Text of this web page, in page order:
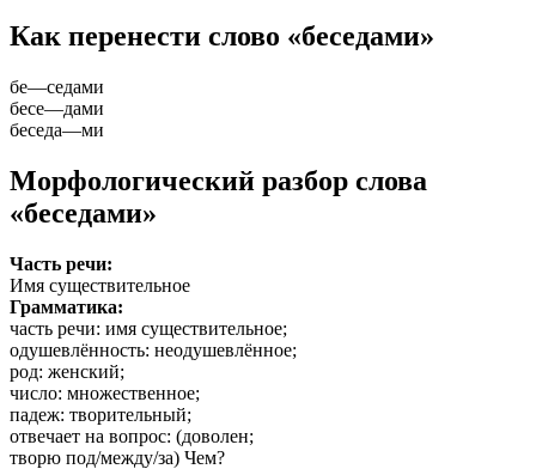
Как перенести слово «беседами»
бе—седами
бесе—дами
беседа—ми
Морфологический разбор слова
«беседами»
Часть речи:
Имя существительное
Грамматика:
часть речи: имя существительное;
одушевлённость: неодушевлённое;
род: женский;
число: множественное;
падеж: творительный;
отвечает на вопрос: (доволен;
творю под/между/за) Чем?